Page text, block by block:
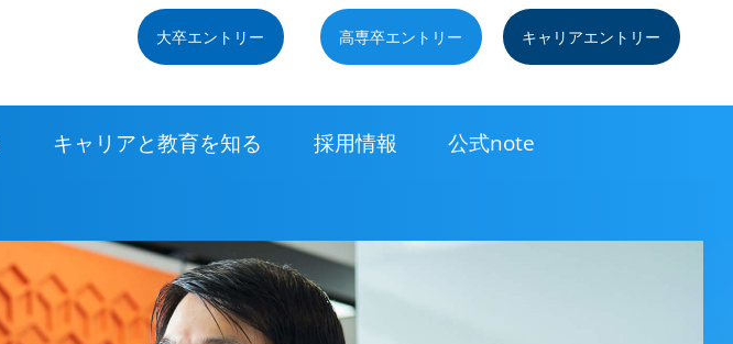
大卒エントリー 高専卒エントリー キャリアエントリー
キャリアと教育を知る 採用情報 公式note